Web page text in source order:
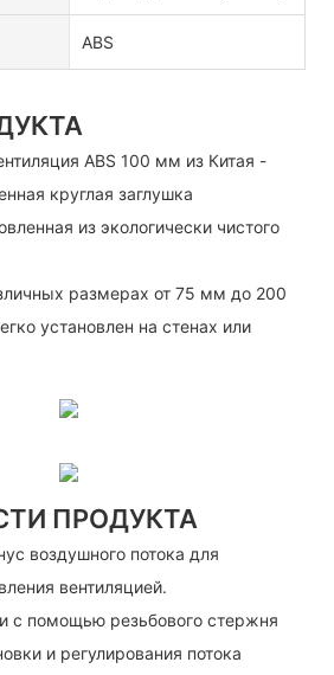
ABS
ABS 100 мм из Китая -
круглая заглушка
из экологически чистого
размерах от 75 мм до 200
установлен на стенах или
ПРОДУКТА
воздушного потока для
вентиляцией.
с помощью резьбового стержня
и регулирования потока